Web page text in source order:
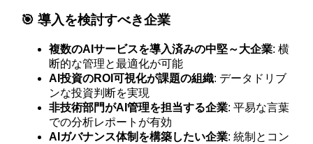
🎯 導入を検討すべき企業
複数のAIサービスを導入済みの中堅～大企業: 横
断的な管理と最適化が可能
AI投資のROI可視化が課題の組織: データドリブ
ンな投資判断を実現
非技術部門がAI管理を担当する企業: 平易な言葉
での分析レポートが有効
AIガバナンス体制を構築したい企業: 統制とコン